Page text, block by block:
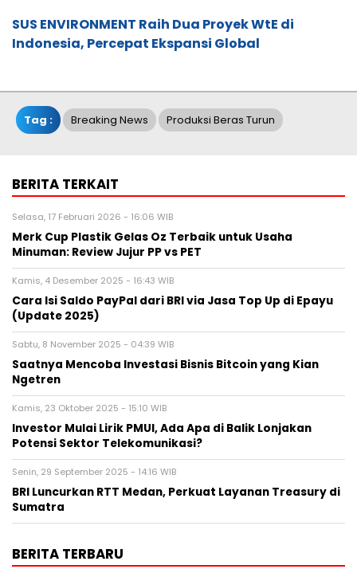
SUS ENVIRONMENT Raih Dua Proyek WtE di
Indonesia, Percepat Ekspansi Global
Tag : Breaking News Produksi Beras Turun
BERITA TERKAIT
Selasa, 17 Februari 2026 - 16:06 WIB
Merk Cup Plastik Gelas Oz Terbaik untuk Usaha
Minuman: Review Jujur PP vs PET
Kamis, 4 Desember 2025 - 16:43 WIB
Cara Isi Saldo PayPal dari BRI via Jasa Top Up di Epayu
(Update 2025)
Sabtu, 8 November 2025 - 04:39 WIB
Saatnya Mencoba Investasi Bisnis Bitcoin yang Kian
Ngetren
Kamis, 23 Oktober 2025 - 15:10 WIB
Investor Mulai Lirik PMUI, Ada Apa di Balik Lonjakan
Potensi Sektor Telekomunikasi?
Senin, 29 September 2025 - 14:16 WIB
BRI Luncurkan RTT Medan, Perkuat Layanan Treasury di
Sumatra
BERITA TERBARU